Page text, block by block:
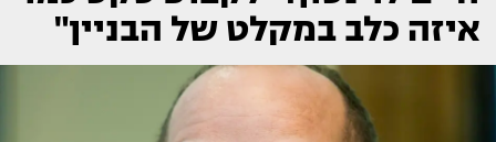
איזה כלב במקלט של הבניין"